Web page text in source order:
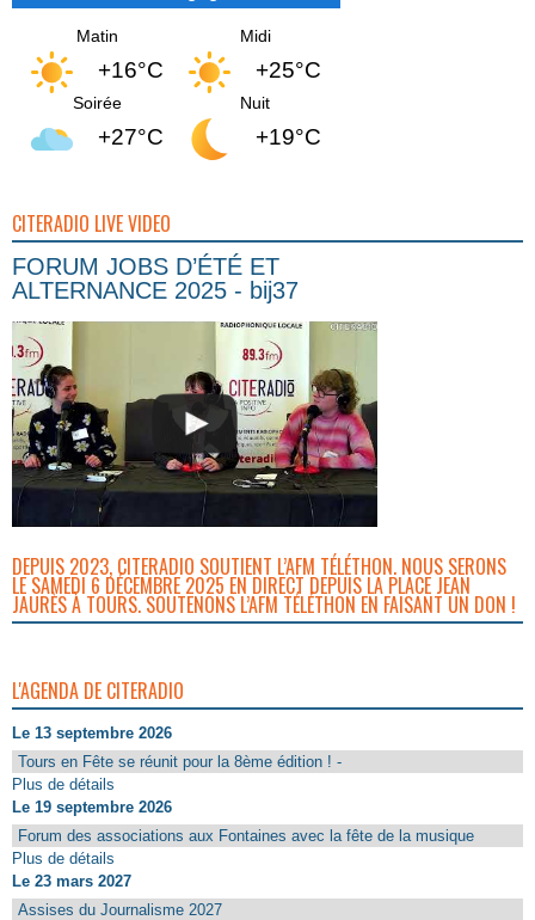
Matin
+16°C
Midi
+25°C
Soirée
+27°C
Nuit
+19°C
CITERADIO LIVE VIDEO
FORUM JOBS D’ÉTÉ ET
ALTERNANCE 2025 - bij37
DEPUIS 2023, CITERADIO SOUTIENT L’AFM TÉLÉTHON. NOUS SERONS
LE SAMEDI 6 DÉCEMBRE 2025 EN DIRECT DEPUIS LA PLACE JEAN
JAURÈS À TOURS. SOUTENONS L’AFM TÉLÉTHON EN FAISANT UN DON !
L'AGENDA DE CITERADIO
Le 13 septembre 2026
Tours en Fête se réunit pour la 8ème édition ! -
Plus de détails
Le 19 septembre 2026
Forum des associations aux Fontaines avec la fête de la musique
Plus de détails
Le 23 mars 2027
Assises du Journalisme 2027